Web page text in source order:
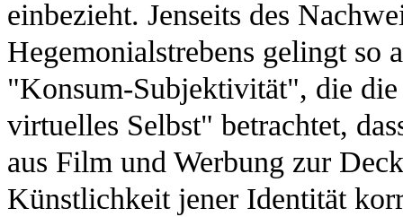
einbezieht. Jenseits des
Hegemonialstrebens gelingt so
"Konsum-Subjektivität", die
virtuelles Selbst" betrachtet,
aus Film und Werbung zur
Künstlichkeit jener Identität